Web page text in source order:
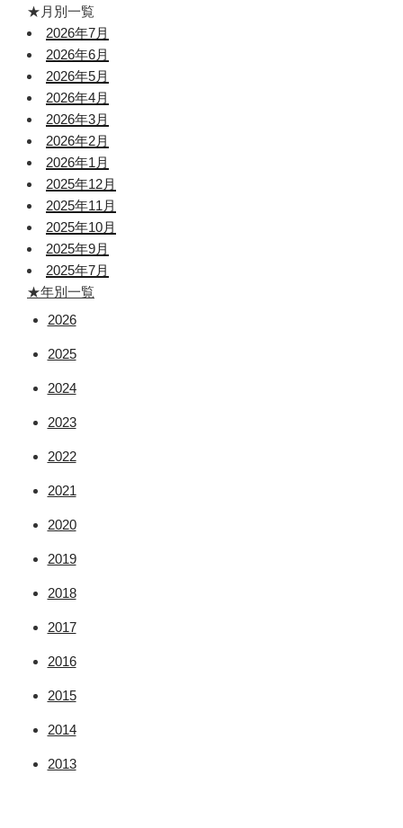
★月別一覧
2026年7月
2026年6月
2026年5月
2026年4月
2026年3月
2026年2月
2026年1月
2025年12月
2025年11月
2025年10月
2025年9月
2025年7月
★年別一覧
2026
2025
2024
2023
2022
2021
2020
2019
2018
2017
2016
2015
2014
2013